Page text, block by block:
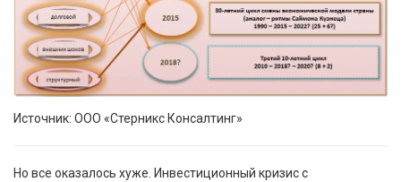
Источник: ООО «Стерникс Консалтинг»
Но все оказалось хуже. Инвестиционный кризис с